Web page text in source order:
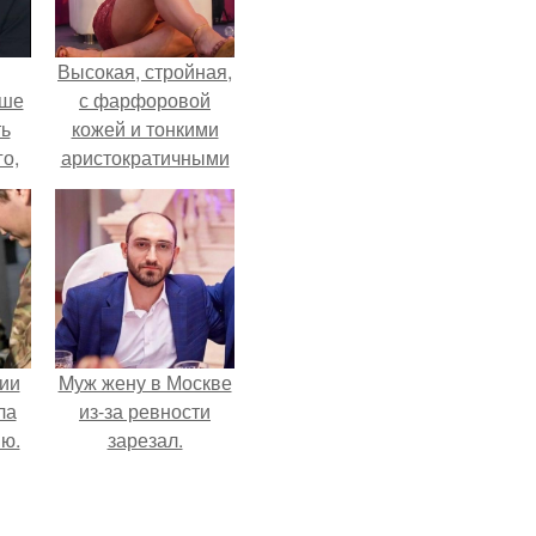
Высокая, стройная,
с фарфоровой
кожей и тонкими
аристократичными
чертами, эль
выглядит так, будто
сошла с полотна
художника.
Mуж жену в Москве
из-за ревности
зарезал.